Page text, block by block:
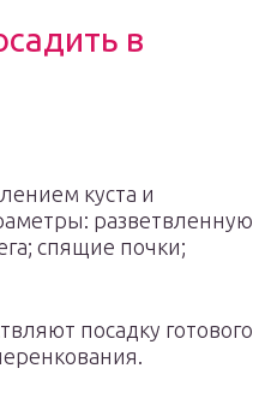
в
куста и
разветвленную
спящие почки;
посадку готового